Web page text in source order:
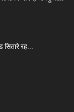
रह...